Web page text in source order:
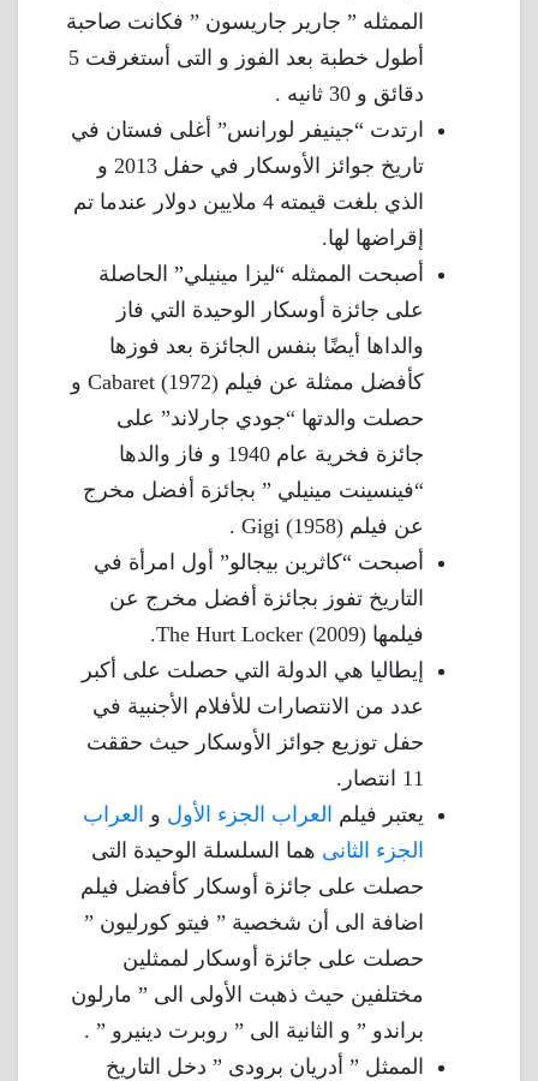
الممثله ” جارير جاريسون ” فكانت صاحبة
أطول خطبة بعد الفوز و التى أستغرقت 5
دقائق و 30 ثانيه .
ارتدت “جينيفر لورانس” أغلى فستان في
تاريخ جوائز الأوسكار في حفل 2013 و
الذي بلغت قيمته 4 ملايين دولار عندما تم
إقراضها لها.
أصبحت الممثله “ليزا مينيلي” الحاصلة
على جائزة أوسكار الوحيدة التي فاز
والداها أيضًا بنفس الجائزة بعد فوزها
كأفضل ممثلة عن فيلم Cabaret (1972) و
حصلت والدتها “جودي جارلاند” على
جائزة فخرية عام 1940 و فاز والدها
“فينسينت مينيلي ” بجائزة أفضل مخرج
عن فيلم Gigi (1958) .
أصبحت “كاثرين بيجالو” أول امرأة في
التاريخ تفوز بجائزة أفضل مخرج عن
فيلمها The Hurt Locker (2009).
إيطاليا هي الدولة التي حصلت على أكبر
عدد من الانتصارات للأفلام الأجنبية في
حفل توزيع جوائز الأوسكار حيث حققت
11 انتصار.
يعتبر فيلم العراب الجزء الأول و العراب
الجزء الثانى هما السلسلة الوحيدة التى
حصلت على جائزة أوسكار كأفضل فيلم
اضافة الى أن شخصية ” فيتو كورليون ”
حصلت على جائزة أوسكار لممثلين
مختلفين حيث ذهبت الأولى الى ” مارلون
براندو ” و الثانية الى ” روبرت دينيرو ” .
الممثل ” أدريان برودى ” دخل التاريخ